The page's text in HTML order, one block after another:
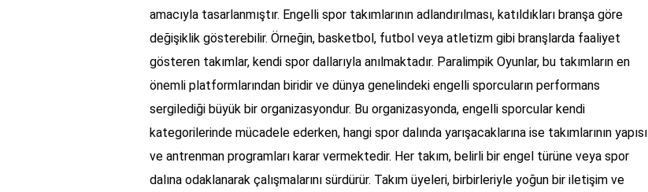
amacıyla tasarlanmıştır. Engelli spor takımlarının adlandırılması, katıldıkları branşa göre
değişiklik gösterebilir. Örneğin, basketbol, futbol veya atletizm gibi branşlarda faaliyet
gösteren takımlar, kendi spor dallarıyla anılmaktadır. Paralimpik Oyunlar, bu takımların en
önemli platformlarından biridir ve dünya genelindeki engelli sporcuların performans
sergilediği büyük bir organizasyondur. Bu organizasyonda, engelli sporcular kendi
kategorilerinde mücadele ederken, hangi spor dalında yarışacaklarına ise takımlarının yapısı
ve antrenman programları karar vermektedir. Her takım, belirli bir engel türüne veya spor
dalına odaklanarak çalışmalarını sürdürür. Takım üyeleri, birbirleriyle yoğun bir iletişim ve